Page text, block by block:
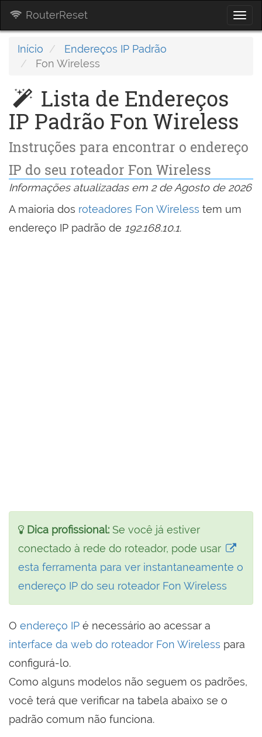
RouterReset
Início
Endereços IP Padrão
Fon Wireless
Lista de Endereços
IP Padrão Fon Wireless
Instruções para encontrar o endereço
IP do seu roteador Fon Wireless
Informações atualizadas em 2 de Agosto de 2026
A maioria dos roteadores Fon Wireless tem um
endereço IP padrão de 192.168.10.1.
Dica profissional: Se você já estiver
conectado à rede do roteador, pode usar
esta ferramenta para ver instantaneamente o
endereço IP do seu roteador Fon Wireless
O endereço IP é necessário ao acessar a
interface da web do roteador Fon Wireless para
configurá-lo.
Como alguns modelos não seguem os padrões,
você terá que verificar na tabela abaixo se o
padrão comum não funciona.